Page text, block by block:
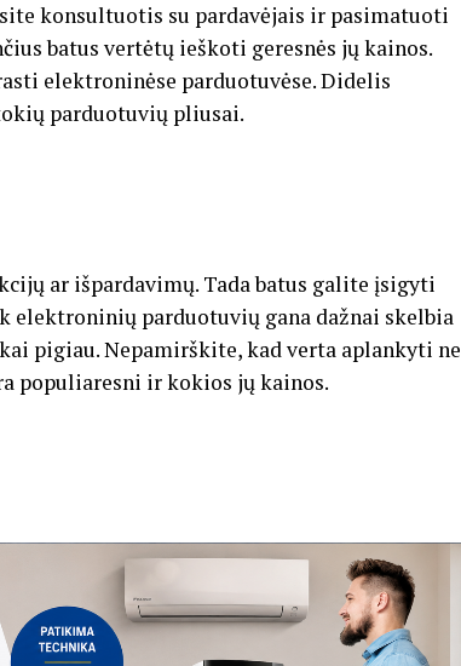
konsultuotis su pardavėjais ir pasimatuoti
batus vertėtų ieškoti geresnės jų kainos.
elektroninėse parduotuvėse. Didelis
parduotuvių pliusai.
ar išpardavimų. Tada batus galite įsigyti
parduotuvių gana dažnai skelbia
pigiau. Nepamirškite, kad verta aplankyti ne
populiaresni ir kokios jų kainos.